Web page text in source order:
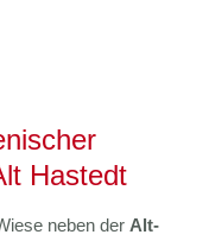
Hastedt
neben der Alt-